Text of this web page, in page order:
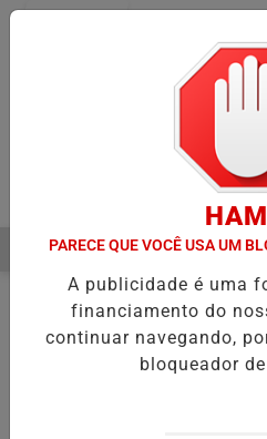
Pesquisar Notícia
INICIA RECUPERAÇÃO FISCAL
EM ALTA
PARECE QUE VOCÊ USA UM
A publicidade é uma
financiamento do
continuar navegando,
bloqueador